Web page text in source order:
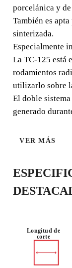
EL
PRECISO
Cortadora
porcelánica y de
el corte en seco
y piedra
de gran
USO :
AL
porcelánica y
También es
sinterizada.
Especialmente
La TC-125 está
rodamientos
utilizarlo sobre
El doble
generado
VER MÁS
Longitud de
corte